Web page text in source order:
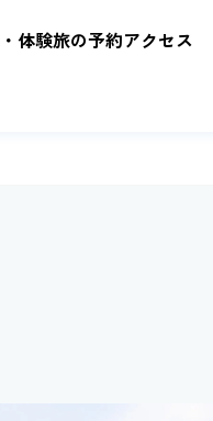
体験旅の予約アクセス